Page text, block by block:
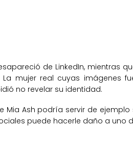
de LinkedIn, mientras
La mujer real cuyas imágenes
no revelar su identidad.
Mia Ash podría servir de
puede hacerle daño a uno